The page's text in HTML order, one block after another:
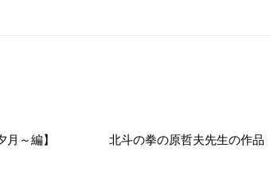
夕月～編】 北斗の拳の原哲夫先生の作品